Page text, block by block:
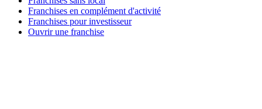
Franchises en complément d'activité
Franchises pour investisseur
Ouvrir une franchise